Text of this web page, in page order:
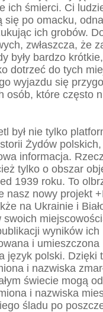
ich śmierci. Ci
się po omacku,
ich grobów.
zwłaszcza, że
były bardzo
dotrzeć do tych
wyjazdu się
osób, które często
był nie tylko
Żydów
informacja.
tylko o obszar
1939 roku. To
nasz nowy projekt
na Ukrainie i
swoich
wyników
i
język polski. Dzięki
i nazwiska
świecie mogą
i nazwiska
śladu po